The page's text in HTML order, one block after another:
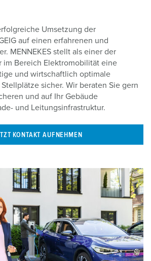
Umsetzung der
auf einen erfahrenen und
MENNEKES stellt als einer der
im Bereich Elektromobilität eine
und wirtschaftlich optimale
sicher. Wir beraten Sie gern
und auf Ihr Gebäude
und Leitungsinfrastruktur.
KONTAKT AUFNEHMEN